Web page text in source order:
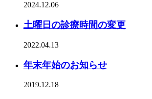
2024.12.06
土曜日の診療時間の変更
2022.04.13
年末年始のお知らせ
2019.12.18